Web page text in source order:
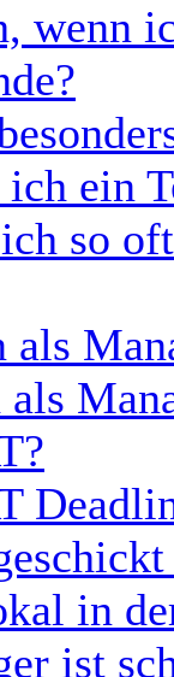
wenn
ein
so
als
in
ist